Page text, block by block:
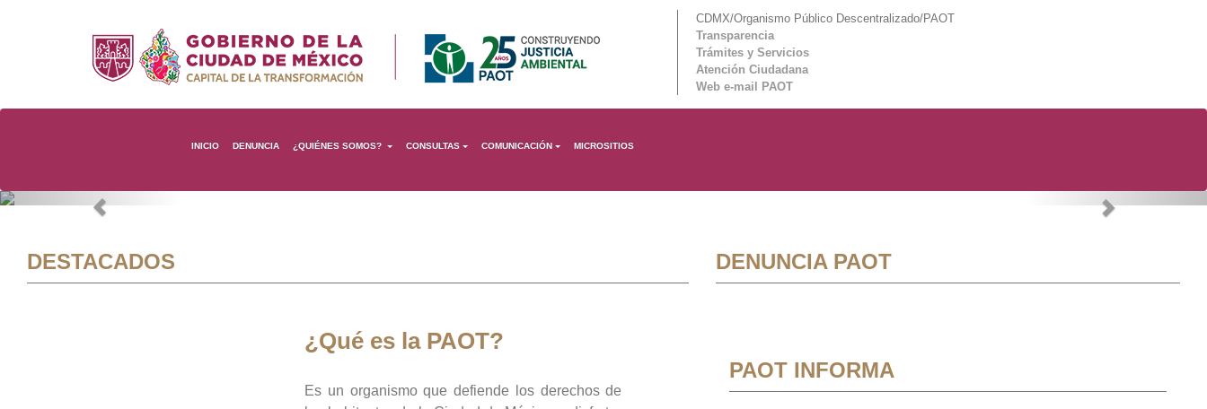
CDMX/Organismo Público Descentralizado/PAOT
Transparencia
Trámites y Servicios
Atención Ciudadana
Web e-mail PAOT
INICIO DENUNCIA ¿QUIÉNES SOMOS? CONSULTAS COMUNICACIÓN MICROSITIOS
Previous Next
DESTACADOS
¿Qué es la PAOT?
Es un organismo que defiende los derechos de
DENUNCIA PAOT
PAOT INFORMA